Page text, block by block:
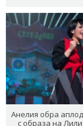
Анелия обра
с образа на